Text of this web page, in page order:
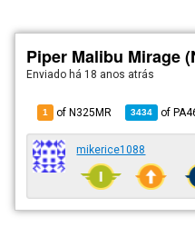
Piper Malibu Mirage
Enviado há 18 anos atrás
1 of N325MR 3434 of
mikerice1088